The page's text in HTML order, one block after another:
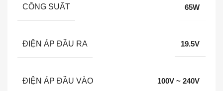
CÔNG SUẤT 65W
ĐIỆN ÁP ĐẦU RA 19.5V
ĐIỆN ÁP ĐẦU VÀO 100V ~ 240V